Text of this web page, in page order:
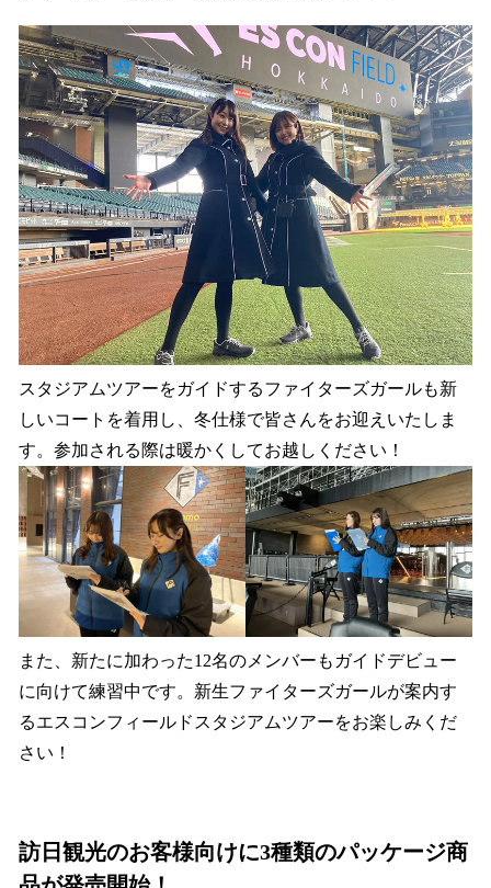
スタジアムツアーをガイドするファイターズガールも新
しいコートを着用し、冬仕様で皆さんをお迎えいたしま
す。参加される際は暖かくしてお越しください！
また、新たに加わった12名のメンバーもガイドデビュー
に向けて練習中です。新生ファイターズガールが案内す
るエスコンフィールドスタジアムツアーをお楽しみくだ
さい！
訪日観光のお客様向けに3種類のパッケージ商